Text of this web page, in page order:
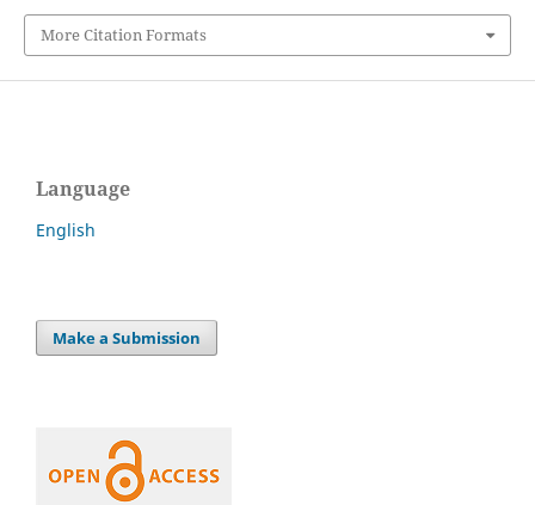
More Citation Formats
Language
English
Make a Submission